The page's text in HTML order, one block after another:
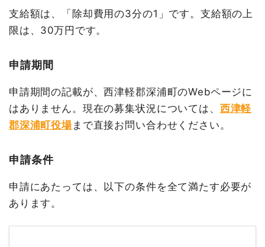
支給額は、「除却費用の3分の1」です。支給額の上
限は、30万円です。
申請期間
申請期間の記載が、西津軽郡深浦町のWebページに
はありません。現在の募集状況については、 西津軽
郡深浦町役場まで直接お問い合わせください。
申請条件
申請にあたっては、以下の条件を全て満たす必要が
あります。